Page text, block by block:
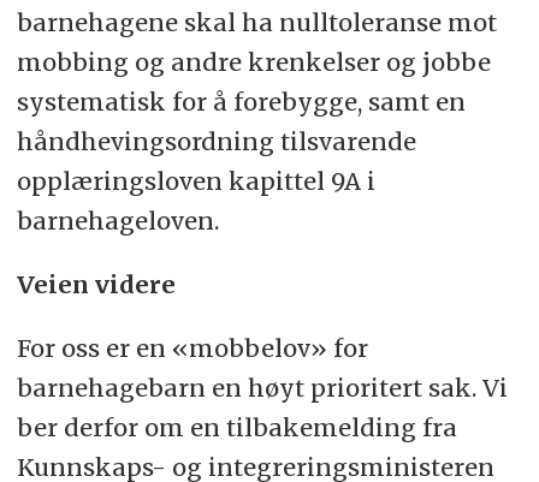
barnehagene skal ha nulltoleranse mot
mobbing og andre krenkelser og jobbe
systematisk for å forebygge, samt en
håndhevingsordning tilsvarende
opplæringsloven kapittel 9A i
barnehageloven.
Veien videre
For oss er en «mobbelov» for
barnehagebarn en høyt prioritert sak. Vi
ber derfor om en tilbakemelding fra
Kunnskaps- og integreringsministeren